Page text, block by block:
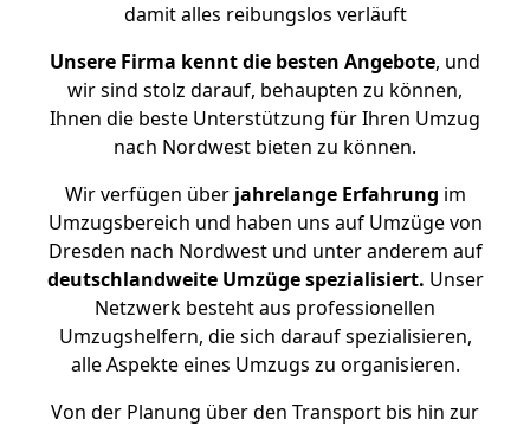
damit alles reibungslos verläuft
Unsere Firma kennt die besten Angebote, und
wir sind stolz darauf, behaupten zu können,
Ihnen die beste Unterstützung für Ihren Umzug
nach Nordwest bieten zu können.
Wir verfügen überjahrelange Erfahrung im
Umzugsbereich und haben uns auf Umzüge von
Dresden nach Nordwest und unter anderem auf
deutschlandweite Umzüge spezialisiert. Unser
Netzwerk besteht aus professionellen
Umzugshelfern, die sich darauf spezialisieren,
alle Aspekte eines Umzugs zu organisieren.
Von der Planung über den Transport bis hin zur